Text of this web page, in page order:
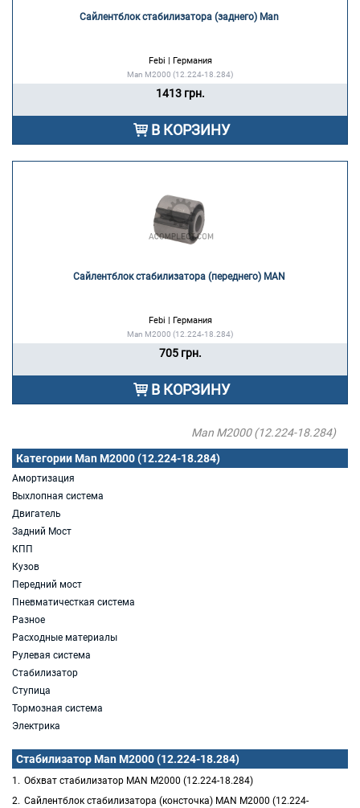
Категории Man M2000 (12.224-18.284)
Амортизация
Выхлопная система
Двигатель
Задний Мост
КПП
Кузов
Передний мост
Пневматичесткая система
Разное
Расходные материалы
Рулевая система
Стабилизатор
Ступица
Тормозная система
Электрика
Стабилизатор Man M2000 (12.224-18.284)
Обхват стабилизатор MAN M2000 (12.224-18.284)
Сайлентблок стабилизатора (консточка) MAN M2000 (12.224-
Сайлентблок стабилизатора (заднего) Man
Febi | Германия
Man M2000 (12.224-18.284)
1413 грн.
В КОРЗИНУ
Сайлентблок стабилизатора (переднего) MAN
Febi | Германия
Man M2000 (12.224-18.284)
705 грн.
В КОРЗИНУ
Man M2000 (12.224-18.284)